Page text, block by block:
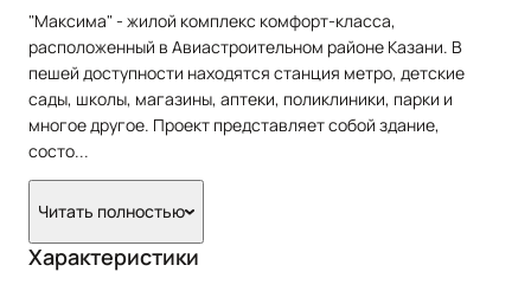
"Максима" - жилой комплекс комфорт-класса,
расположенный в Авиастроительном районе Казани. В
пешей доступности находятся станция метро, детские
сады, школы, магазины, аптеки, поликлиники, парки и
многое другое. Проект представляет собой здание,
состо...
Читать полностью
Характеристики